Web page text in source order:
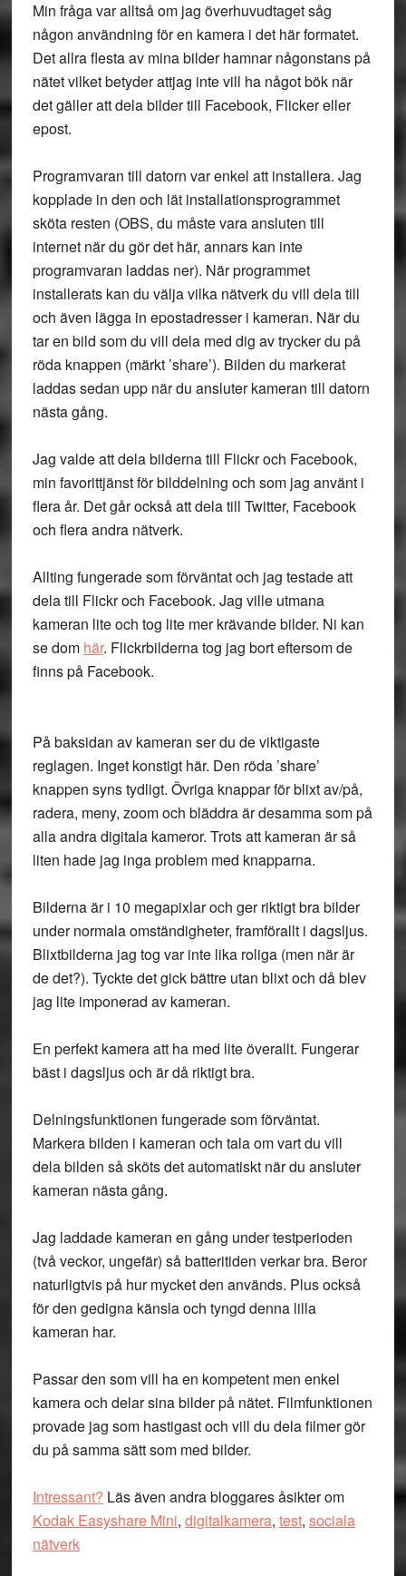
Min fråga var alltså om jag överhuvudtaget såg
någon användning för en kamera i det här formatet.
Det allra flesta av mina bilder hamnar någonstans på
nätet vilket betyder attjag inte vill ha något bök när
det gäller att dela bilder till Facebook, Flicker eller
epost.
Programvaran till datorn var enkel att installera. Jag
kopplade in den och lät installationsprogrammet
sköta resten (OBS, du måste vara ansluten till
internet när du gör det här, annars kan inte
programvaran laddas ner). När programmet
installerats kan du välja vilka nätverk du vill dela till
och även lägga in epostadresser i kameran. När du
tar en bild som du vill dela med dig av trycker du på
röda knappen (märkt ’share’). Bilden du markerat
laddas sedan upp när du ansluter kameran till datorn
nästa gång.
Jag valde att dela bilderna till Flickr och Facebook,
min favorittjänst för bilddelning och som jag använt i
flera år. Det går också att dela till Twitter, Facebook
och flera andra nätverk.
Allting fungerade som förväntat och jag testade att
dela till Flickr och Facebook. Jag ville utmana
kameran lite och tog lite mer krävande bilder. Ni kan
se dom här. Flickrbilderna tog jag bort eftersom de
finns på Facebook.
På baksidan av kameran ser du de viktigaste
reglagen. Inget konstigt här. Den röda ’share’
knappen syns tydligt. Övriga knappar för blixt av/på,
radera, meny, zoom och bläddra är desamma som på
alla andra digitala kameror. Trots att kameran är så
liten hade jag inga problem med knapparna.
Bilderna är i 10 megapixlar och ger riktigt bra bilder
under normala omständigheter, framförallt i dagsljus.
Blixtbilderna jag tog var inte lika roliga (men när är
de det?). Tyckte det gick bättre utan blixt och då blev
jag lite imponerad av kameran.
En perfekt kamera att ha med lite överallt. Fungerar
bäst i dagsljus och är då riktigt bra.
Delningsfunktionen fungerade som förväntat.
Markera bilden i kameran och tala om vart du vill
dela bilden så sköts det automatiskt när du ansluter
kameran nästa gång.
Jag laddade kameran en gång under testperioden
(två veckor, ungefär) så batteritiden verkar bra. Beror
naturligtvis på hur mycket den används. Plus också
för den gedigna känsla och tyngd denna lilla
kameran har.
Passar den som vill ha en kompetent men enkel
kamera och delar sina bilder på nätet. Filmfunktionen
provade jag som hastigast och vill du dela filmer gör
du på samma sätt som med bilder.
Intressant? Läs även andra bloggares åsikter om
Kodak Easyshare Mini, digitalkamera, test, sociala
nätverk